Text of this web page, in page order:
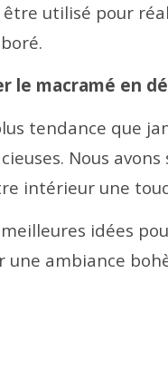
utilisé pour
le macramé en
tendance que
Nous
intérieur une
meilleures idées
une ambiance